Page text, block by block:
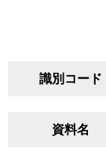
識別コード
資料名